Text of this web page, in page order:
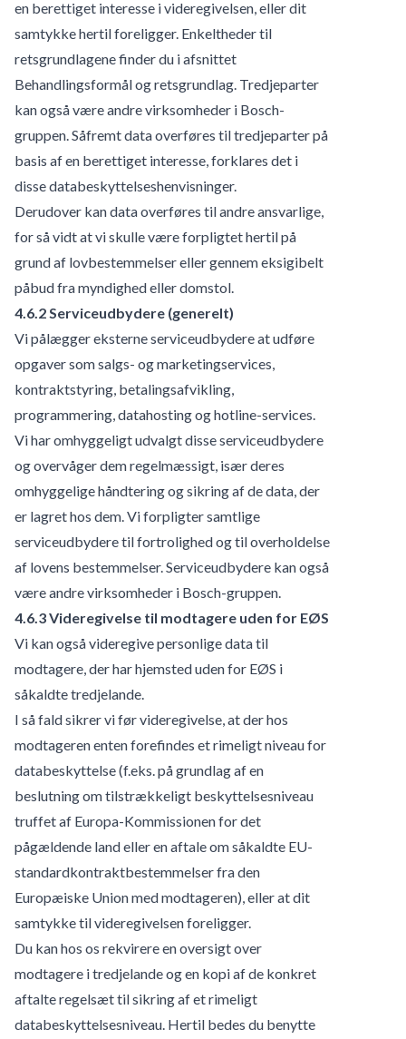
en berettiget interesse i videregivelsen, eller dit
samtykke hertil foreligger. Enkeltheder til
retsgrundlagene finder du i afsnittet
Behandlingsformål og retsgrundlag. Tredjeparter
kan også være andre virksomheder i Bosch-
gruppen. Såfremt data overføres til tredjeparter på
basis af en berettiget interesse, forklares det i
disse databeskyttelseshenvisninger.
Derudover kan data overføres til andre ansvarlige,
for så vidt at vi skulle være forpligtet hertil på
grund af lovbestemmelser eller gennem eksigibelt
påbud fra myndighed eller domstol.
4.6.2 Serviceudbydere (generelt)
Vi pålægger eksterne serviceudbydere at udføre
opgaver som salgs- og marketingservices,
kontraktstyring, betalingsafvikling,
programmering, datahosting og hotline-services.
Vi har omhyggeligt udvalgt disse serviceudbydere
og overvåger dem regelmæssigt, især deres
omhyggelige håndtering og sikring af de data, der
er lagret hos dem. Vi forpligter samtlige
serviceudbydere til fortrolighed og til overholdelse
af lovens bestemmelser. Serviceudbydere kan også
være andre virksomheder i Bosch-gruppen.
4.6.3 Videregivelse til modtagere uden for EØS
Vi kan også videregive personlige data til
modtagere, der har hjemsted uden for EØS i
såkaldte tredjelande.
I så fald sikrer vi før videregivelse, at der hos
modtageren enten forefindes et rimeligt niveau for
databeskyttelse (f.eks. på grundlag af en
beslutning om tilstrækkeligt beskyttelsesniveau
truffet af Europa-Kommissionen for det
pågældende land eller en aftale om såkaldte EU-
standardkontraktbestemmelser fra den
Europæiske Union med modtageren), eller at dit
samtykke til videregivelsen foreligger.
Du kan hos os rekvirere en oversigt over
modtagere i tredjelande og en kopi af de konkret
aftalte regelsæt til sikring af et rimeligt
databeskyttelsesniveau. Hertil bedes du benytte